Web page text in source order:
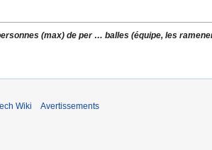
(max) de per…balles (équipe, les
Wiki Avertissements